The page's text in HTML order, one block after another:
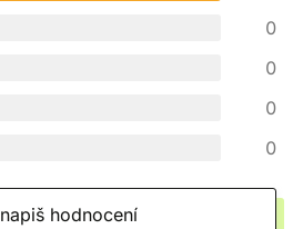
0
0
0
0
napiš hodnocení